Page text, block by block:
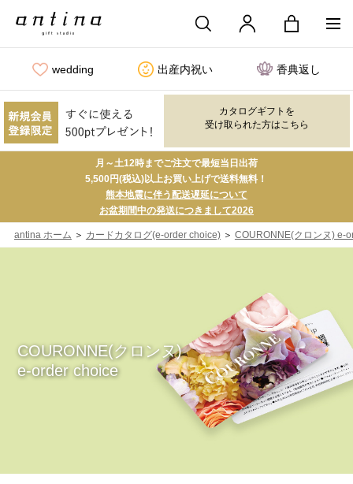
wedding 出産内祝い 香典返し
カタログギフトを
受け取られた方はこちら
月～土12時までご注文で最短当日出荷
5,500円(税込)以上お買い上げで送料無料！
熊本地震に伴う配送遅延について
お盆期間中の発送につきまして2026
antina ホーム ＞ カードカタログ(e-order choice)＞ COURONNE(クロンヌ) e-
COURONNE(クロンヌ)
e-order choice